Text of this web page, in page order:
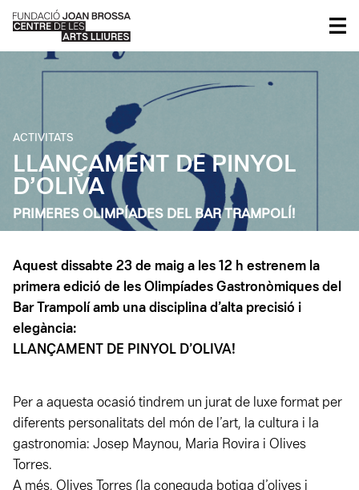
ACTIVITATS
LLANÇAMENT DE PINYOL
D’OLIVA
PRIMERES OLIMPÍADES DEL BAR TRAMPOLÍ!
Aquest dissabte 23 de maig a les 12 h estrenem la
primera edició de les Olimpíades Gastronòmiques del
Bar Trampolí amb una disciplina d’alta precisió i
elegància:
LLANÇAMENT DE PINYOL D’OLIVA!
Per a aquesta ocasió tindrem un jurat de luxe format per
diferents personalitats del món de l’art, la cultura i la
gastronomia: Josep Maynou, Maria Rovira i Olives
Torres.
A més, Olives Torres (la coneguda botiga d’olives i